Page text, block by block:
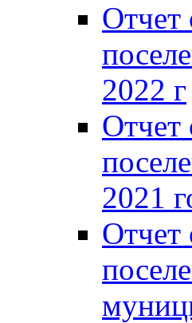
Отчет
2022 г
Отчет
2021
Отчет